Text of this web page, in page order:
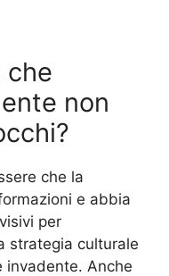
che
non
che la
e abbia
per
strategia culturale
invadente. Anche